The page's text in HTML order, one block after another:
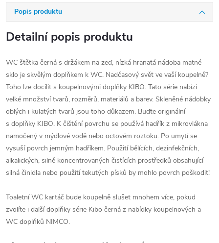
Popis produktu
Detailní popis produktu
WC štětka černá s držákem na zeď, nízká hranatá nádoba matné
sklo je skvělým doplňkem k WC. Nadčasový svět ve vaší koupelně?
Toho lze docílit s koupelnovými doplňky KIBO. Tato série nabízí
velké množství tvarů, rozměrů, materiálů a barev. Skleněné nádobky
oblých i kulatých tvarů jsou toho důkazem. Buďte originální
s doplňky KIBO. K čištění povrchu se používá hadřík z mikrovlákna
namočený v mýdlové vodě nebo octovém roztoku. Po umytí se
vysuší povrch jemným hadříkem. Použití bělících, dezinfekčních,
alkalických, silně koncentrovaných čistících prostředků obsahující
silná činidla nebo použití tekutých písků by mohlo povrch poškodit!
Toaletní WC kartáč bude koupelně slušet mnohem více, pokud
zvolíte i další doplňky série Kibo černá z nabídky koupelnových a
WC doplňků NIMCO.